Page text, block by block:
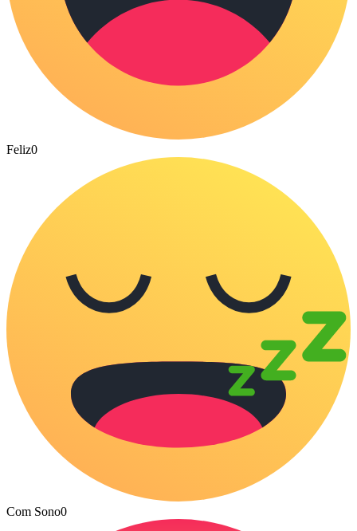
Feliz0
Com Sono0